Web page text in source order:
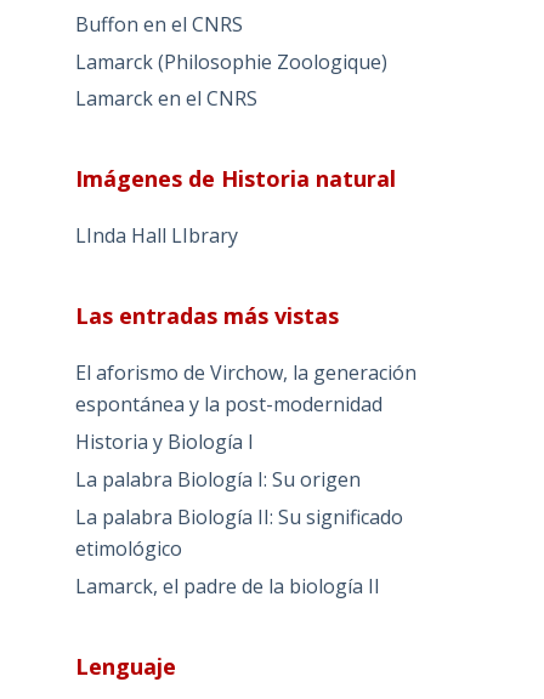
Buffon en el CNRS
Lamarck (Philosophie Zoologique)
Lamarck en el CNRS
Imágenes de Historia natural
LInda Hall LIbrary
Las entradas más vistas
El aforismo de Virchow, la generación
espontánea y la post-modernidad
Historia y Biología I
La palabra Biología I: Su origen
La palabra Biología II: Su significado
etimológico
Lamarck, el padre de la biología II
Lenguaje